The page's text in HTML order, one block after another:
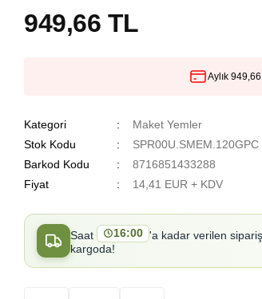
949,66 TL
Aylık
Kategori
Maket Yemler
Stok Kodu
SPR00U.SMEM.120GPC
Barkod Kodu
8716851433288
Fiyat
14,41 EUR + KDV
Saat 16:00 'a kadar verilen
kargoda!